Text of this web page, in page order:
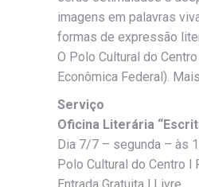
imagens em palavras
formas de expressão
O Polo Cultural do
Econômica Federal).
Serviço
Oficina Literária
Dia 7/7 – segunda – às
Polo Cultural do Centro l
Entrada Gratuita l Livre